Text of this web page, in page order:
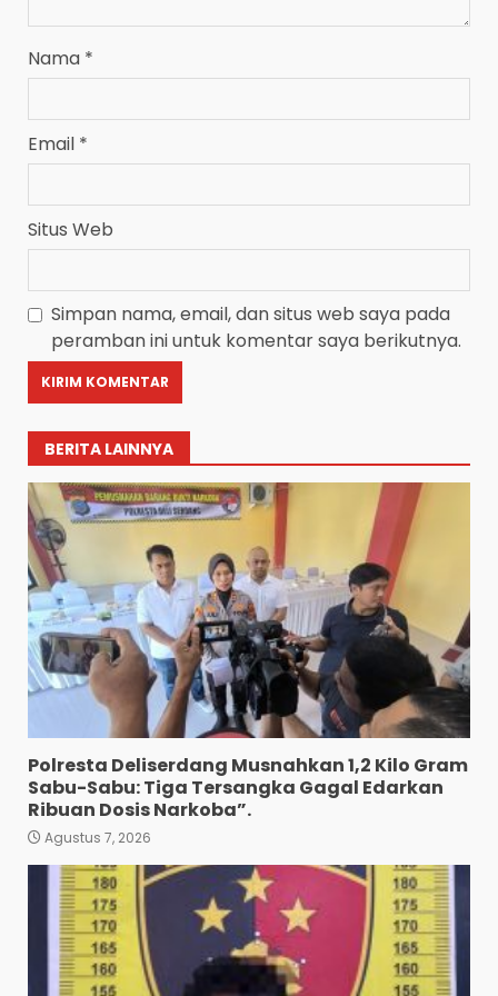
Nama *
Email *
Situs Web
Simpan nama, email, dan situs web saya pada
peramban ini untuk komentar saya berikutnya.
BERITA LAINNYA
Polresta Deliserdang Musnahkan 1,2 Kilo Gram
Sabu-Sabu: Tiga Tersangka Gagal Edarkan
Ribuan Dosis Narkoba”.
Agustus 7, 2026
Ungkap Kasus Pembunuhan
Disertai Kekerasan Seksual
terhadap Anak, Pelaku
Ditangkap
Agustus 7, 2026